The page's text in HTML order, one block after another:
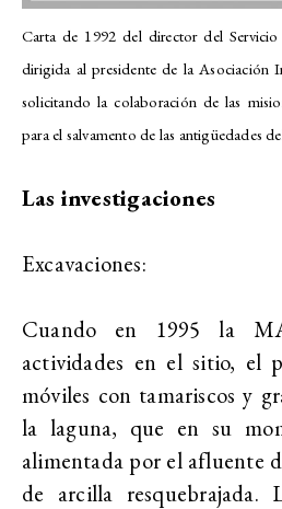
Carta de 1992 del director del
dirigida al presidente de la Asociación
solicitando la colaboración de las
para el salvamento de las antigüedades
Las investigaciones
Excavaciones:
Cuando en 1995 la
actividades en el sitio, el
móviles con tamariscos y
la laguna, que en su
alimentada por el afluente
de arcilla resquebrajada.